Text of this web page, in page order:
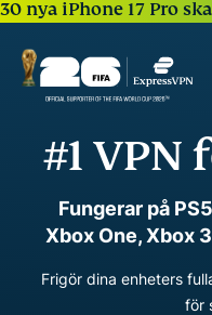
30 nya iPhone 17 Pro
#1 VPN
Fungerar på
Xbox One, Xbox
Frigör dina enheters
för